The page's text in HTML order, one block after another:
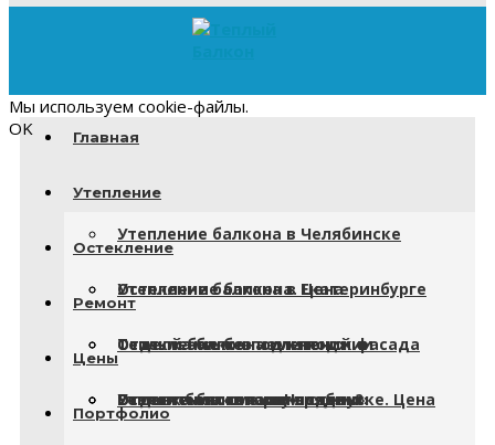
Главная
Утепление
Утепление балкона в Челябинске
Утепление балкона в Екатеринбурге
Теплый балкон под ключ
Утеплять ли смежную стену?
Остекление
Остекление балкона. Цена
Остекление без изменений фасада
Остекление «вторым рядом»
Ремонт
Отделка балкона или лоджии
Ремонт балкона или лоджии
Цены
Отделка балкона в Челябинске. Цена
Портфолио
Мы используем cookie-файлы.
OK